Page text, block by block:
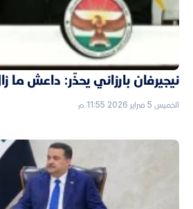
نيجيرفان بارزاني يحذّر: داعش ما
الخميس 5 فبراير 2026 11:55 م